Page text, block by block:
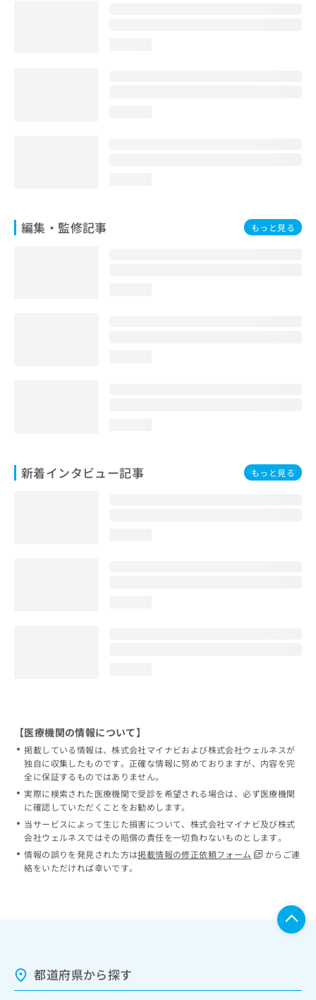
編集・監修記事 もっと見る
新着インタビュー記事 もっと見る
【医療機関の情報について】
掲載している情報は、株式会社マイナビおよび株式会社ウェルネスが
独自に収集したものです。正確な情報に努めておりますが、内容を完
全に保証するものではありません。
実際に検索された医療機関で受診を希望される場合は、必ず医療機関
に確認していただくことをお勧めします。
当サービスによって生じた損害について、株式会社マイナビ及び株式
会社ウェルネスではその賠償の責任を一切負わないものとします。
情報の誤りを発見された方は掲載情報の修正依頼フォーム
からご連
絡をいただければ幸いです。
都道府県から探す